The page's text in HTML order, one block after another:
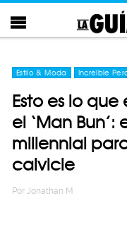
Estilo & Moda Increíble
Esto es lo
el ‘Man
millennial
calvicie
Por Jonathan M